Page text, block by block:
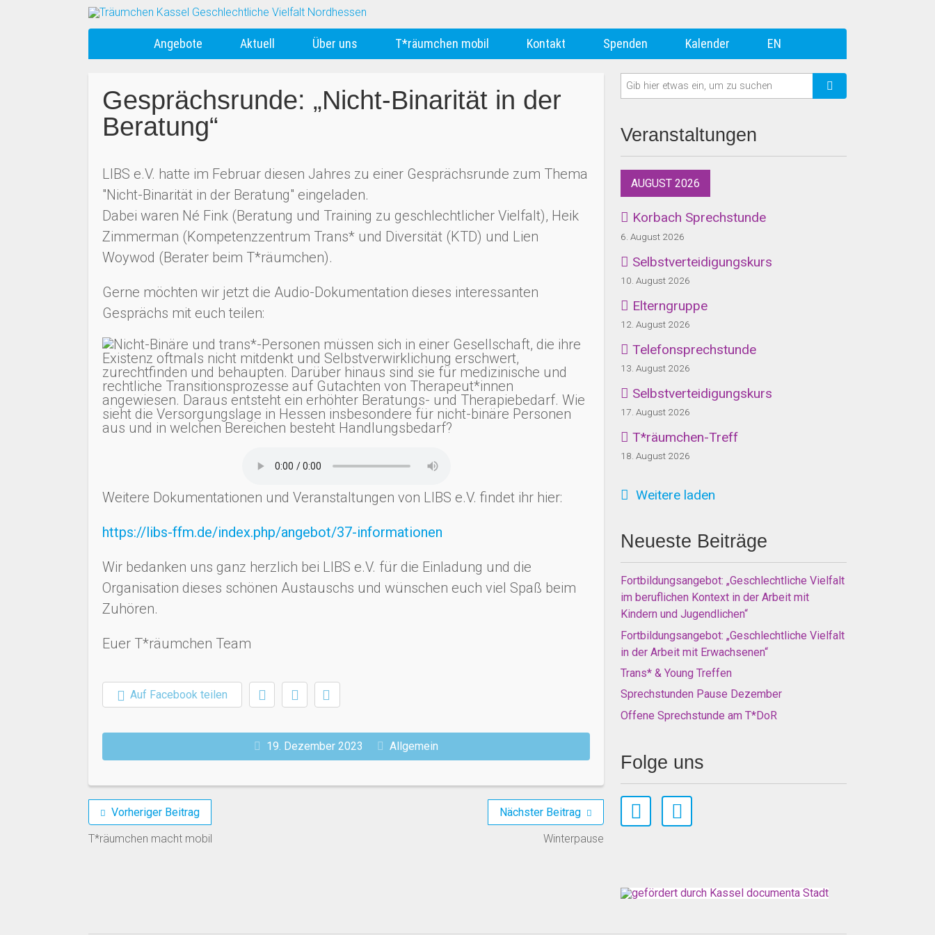
Angebote Aktuell Über uns T*räumchen mobil Kontakt Spenden Kalender EN
Gesprächsrunde: „Nicht-Binarität in der
Beratung“
LIBS e.V. hatte im Februar diesen Jahres zu einer Gesprächsrunde zum Thema
"Nicht-Binarität in der Beratung" eingeladen.
Dabei waren Né Fink (Beratung und Training zu geschlechtlicher Vielfalt), Heik
Zimmerman (Kompetenzzentrum Trans* und Diversität (KTD) und Lien
Woywod (Berater beim T*räumchen).
Gerne möchten wir jetzt die Audio-Dokumentation dieses interessanten
Gesprächs mit euch teilen:
Weitere Dokumentationen und Veranstaltungen von LIBS e.V. findet ihr hier:
https://libs-ffm.de/index.php/angebot/37-informationen
Wir bedanken uns ganz herzlich bei LIBS e.V. für die Einladung und die
Organisation dieses schönen Austauschs und wünschen euch viel Spaß beim
Zuhören.
Euer T*räumchen Team
Auf Facebook teilen
19. Dezember 2023 Allgemein
Vorheriger Beitrag
T*räumchen macht mobil
Nächster Beitrag
Winterpause
Veranstaltungen
AUGUST 2026
Korbach Sprechstunde
6. August 2026
Selbstverteidigungskurs
10. August 2026
Elterngruppe
12. August 2026
Telefonsprechstunde
13. August 2026
Selbstverteidigungskurs
17. August 2026
T*räumchen-Treff
18. August 2026
Weitere laden
Neueste Beiträge
Fortbildungsangebot: „Geschlechtliche Vielfalt
im beruflichen Kontext in der Arbeit mit
Kindern und Jugendlichen“
Fortbildungsangebot: „Geschlechtliche Vielfalt
in der Arbeit mit Erwachsenen“
Trans* & Young Treffen
Sprechstunden Pause Dezember
Offene Sprechstunde am T*DoR
Folge uns